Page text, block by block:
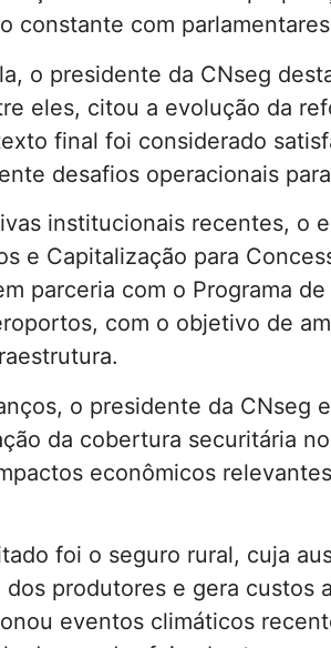
constante com
o presidente da CNseg
eles, citou a evolução da
final foi considerado
desafios operacionais
institucionais recentes, o
e Capitalização para
parceria com o Programa
com o objetivo de
o presidente da
da cobertura securitária
econômicos
foi o seguro rural, cuja
produtores e gera custos
eventos climáticos